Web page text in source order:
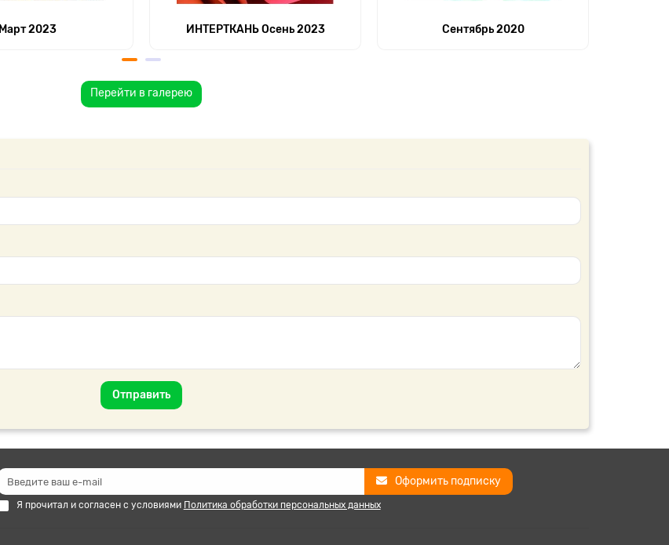
Март 2023 ИНТЕРТКАНЬ Осень 2023 Сентябрь 2020
Перейти в галерею
Отправить
Оформить подписку
Я прочитал и согласен с условиями Политика обработки персональных данных